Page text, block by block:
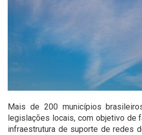
Mais de 200 municípios
legislações locais, com objetivo de
infraestrutura de suporte de redes